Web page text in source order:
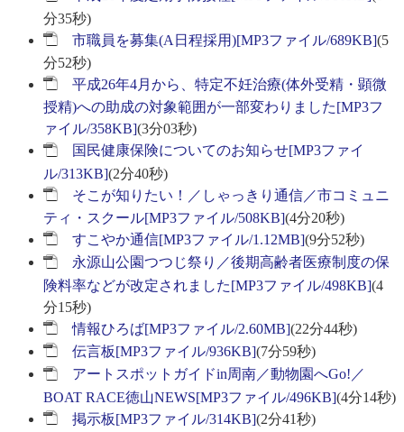
分35秒)
市職員を募集(A日程採用)[MP3ファイル/689KB](5
分52秒)
平成26年4月から、特定不妊治療(体外受精・顕微
授精)への助成の対象範囲が一部変わりました[MP3フ
ァイル/358KB](3分03秒)
国民健康保険についてのお知らせ[MP3ファイ
ル/313KB](2分40秒)
そこが知りたい！／しゃっきり通信／市コミュニ
ティ・スクール[MP3ファイル/508KB](4分20秒)
すこやか通信[MP3ファイル/1.12MB](9分52秒)
永源山公園つつじ祭り／後期高齢者医療制度の保
険料率などが改定されました[MP3ファイル/498KB](4
分15秒)
情報ひろば[MP3ファイル/2.60MB](22分44秒)
伝言板[MP3ファイル/936KB](7分59秒)
アートスポットガイドin周南／動物園へGo!／
BOAT RACE徳山NEWS[MP3ファイル/496KB](4分14秒)
掲示板[MP3ファイル/314KB](2分41秒)